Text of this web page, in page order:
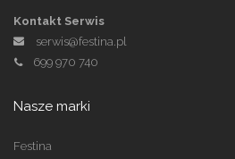
Kontakt Serwis
serwis@festina.pl
699 970 740
Nasze marki
Festina